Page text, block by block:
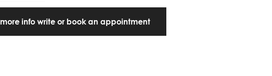
more info write or book an appointment